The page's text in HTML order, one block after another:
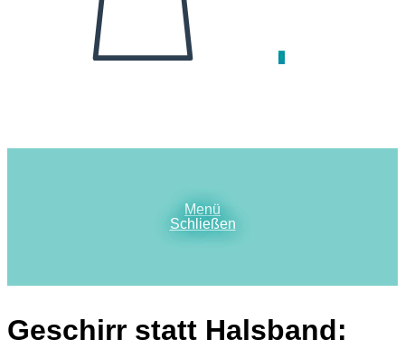
0
Menü
Schließen
Geschirr statt Halsband: